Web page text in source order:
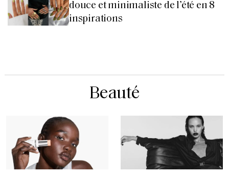
douce et minimaliste de l’été en 8
inspirations
Beauté